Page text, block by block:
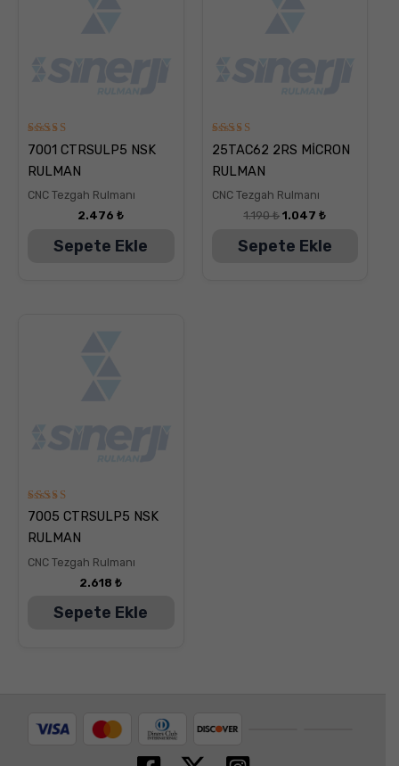
5
üzerinden
5.00
oy aldı
7001 CTRSULP5 NSK
RULMAN
CNC Tezgah Rulmanı
2.476₺
Sepete Ekle
5
üzerinden
5.00
oy aldı
25TAC62 2RS MİCRON
RULMAN
CNC Tezgah Rulmanı
1.190₺ 1.047₺
Sepete Ekle
5
üzerinden
5.00
oy aldı
7005 CTRSULP5 NSK
RULMAN
CNC Tezgah Rulmanı
2.618₺
Sepete Ekle